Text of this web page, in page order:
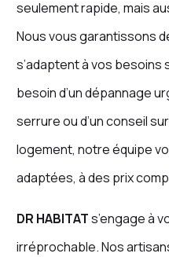
seulement rapide, mais
Nous vous garantissons
s’adaptent à vos besoins
besoin d’un dépannage
serrure ou d’un conseil
logement, notre équipe
adaptées, à des prix
DR HABITATs’engage à
irréprochable. Nos